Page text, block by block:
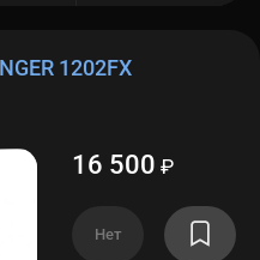
1202FX
16 500 ₽
Нет